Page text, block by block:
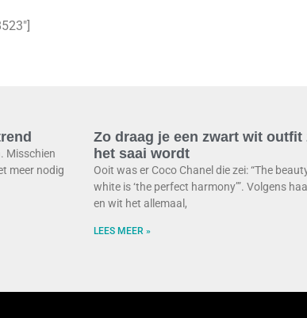
Misschien
meer nodig
Zo draag je een zwart wit outfit
het saai wordt
Ooit was er Coco Chanel die zei: “The
white is ‘the perfect harmony’”. Volgens
en wit het allemaal,
LEES MEER »